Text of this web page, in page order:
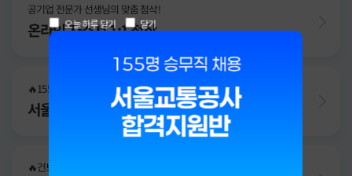
오늘 하루 닫기 닫기
공기업 전문가 선생님의 맞춤 첨삭!
온라인 자소서 1:1 첨삭
🔥155명 승무직 채용의 모든 것, NCS·자소서·면접 단기 완성!
서울교통공사 합격지원반
🔥건보 하반기 채용 임박, 채용 전과정 대비